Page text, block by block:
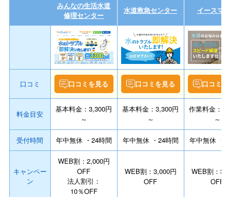
みんなの生活水道
修理センター
水道救急センター イースマ
口コミ 口コミを見る 口コミを見る 口コミ
料金目安
基本料金：3,300円
～
基本料金：3,300円
～
作業料金：
～
受付時間 年中無休 ・24時間 年中無休 ・24時間 年中無休 ・
キャンペー
ン
WEB割：2,000円
OFF
法人割引：
10％OFF
WEB割：3,000円
OFF
WEB割：
OFF